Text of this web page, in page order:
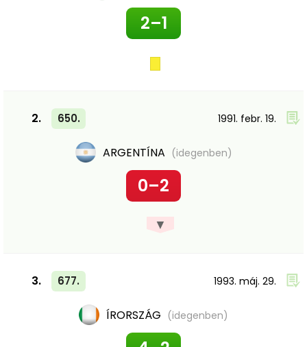
2–1
2. 650. 1991. febr. 19.
ARGENTÍNA (idegenben)
0–2
▼
3. 677. 1993. máj. 29.
ÍRORSZÁG (idegenben)